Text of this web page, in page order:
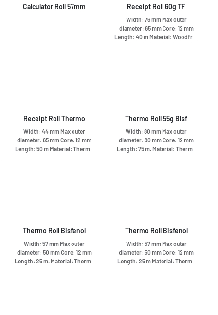
Calculator Roll 57mm Receipt Roll 60g TF
Width: 76 mm Max outer
diameter: 65 mm Core: 12 mm
Length: 40 m Material: Woodfree
Receipt Roll Thermo
Width: 44 mm Max outer
diameter: 65 mm Core: 12 mm
Length: 50 m Material: Thermo
Thermo Roll 55g Bisf
Width: 80 mm Max outer
diameter: 80 mm Core: 12 mm
Length: 75 m. Material: Thermo
Thermo Roll Bisfenol
Width: 57 mm Max outer
diameter: 50 mm Core: 12 mm
Length: 25 m. Material: Thermo
Thermo Roll Bisfenol
Width: 57 mm Max outer
diameter: 50 mm Core: 12 mm
Length: 25 m Material: Thermo